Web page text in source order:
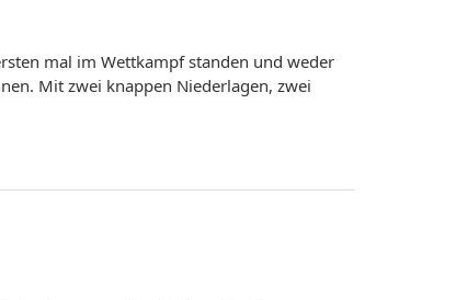
mal im Wettkampf standen und weder
Mit zwei knappen Niederlagen, zwei